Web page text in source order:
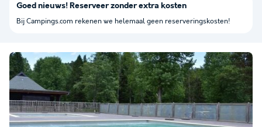
Goed nieuws! Reserveer zonder extra kosten
Bij Campings.com rekenen we helemaal geen reserveringskosten!